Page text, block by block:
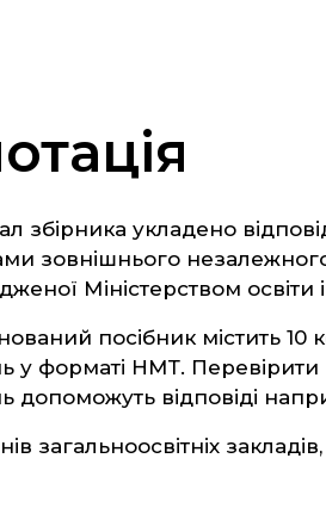
збірника укладено
зовнішнього
Міністерством освіти
посібник містить 10
у форматі НМТ. Перевірити
допоможуть відповіді
загальноосвітніх закладів,